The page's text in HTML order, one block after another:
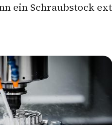
ein Schraubstock